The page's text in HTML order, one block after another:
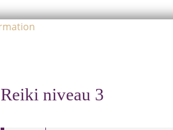
Reiki niveau 3